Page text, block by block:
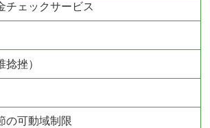
チェックサービス
捻挫）
の可動域制限